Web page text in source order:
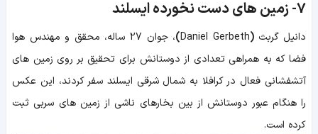
7- زمین های دست نخورده ایسلند
دانیل گربث(
Daniel Gerbeth
)، جوان 27 ساله،
محقق و مهندس هوا
فضا که به همراهی تعدادی از دوستانش برای تحقیق بر روی زمین های
آتشفشانی فعال در کرافلا به شمال شرقی ایسلند سفر کردند، این عکس
را هنگام عبور دوستانش از بین بخارهای ناشی از زمین های سربی ثبت
کرده است.